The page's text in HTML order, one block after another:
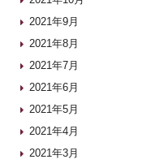
2021年9月
2021年8月
2021年7月
2021年6月
2021年5月
2021年4月
2021年3月